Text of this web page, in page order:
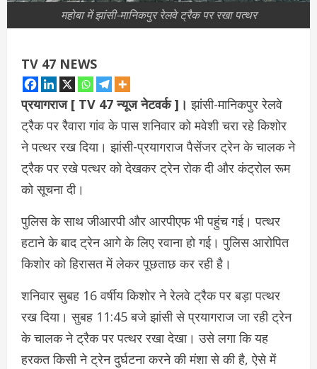
महोबा में झांसी-मानिकपुर रेलवे ट्रैक पर रखा पत्थर
TV 47 NEWS
प्रयागराज [ TV 47 न्‍यूज नेटवर्क ]।झांसी-मानिकपुर रेलवे
ट्रैक पर रैवारा गांव के पास शनिवार को मवेशी चरा रहे किशोर
ने पत्थर रख दिया। झांसी-प्रयागराज पैसेंजर ट्रेन के चालक ने
ट्रैक पर रखे पत्थर को देखकर ट्रेन रोक दी और कंट्रोल रूम
को सूचना दी।
पुलिस के साथ जीआरपी और आरपीएफ भी पहुंच गई। पत्थर
हटाने के बाद ट्रेन आगे के लिए रवाना हो गई। पुलिस आरोपित
किशोर को हिरासत में लेकर पूछताछ कर रही है।
शनिवार सुबह 16 वर्षीय किशोर ने रेलवे ट्रैक पर बड़ा पत्थर
रख दिया। सुबह 11:45 बजे झांसी से प्रयागराज जा रही ट्रेन
के चालक ने ट्रैक पर पत्थर रखा देखा। उसे लगा कि यह
हरकत किसी ने ट्रेन दुर्घटना करने की मंशा से की है, ऐसे में